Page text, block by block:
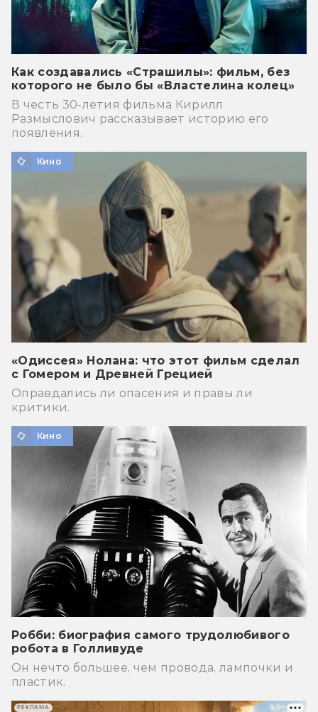
Как создавались «Страшилы»: фильм, без
которого не было бы «Властелина колец»
В честь 30-летия фильма Кирилл
Размыслович рассказывает историю его
появления.
Кино
«Одиссея» Нолана: что этот фильм сделал
с Гомером и Древней Грецией
Оправдались ли опасения и правы ли
критики.
Кино
Робби: биография самого трудолюбивого
робота в Голливуде
Он нечто большее, чем провода, лампочки и
пластик.
РЕКЛАМА